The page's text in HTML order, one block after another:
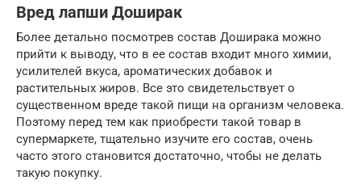
Вред лапши Доширак
Более детально посмотрев состав Доширака можно
прийти к выводу, что в ее состав входит много химии,
усилителей вкуса, ароматических добавок и
растительных жиров. Все это свидетельствует о
существенном вреде такой пищи на организм человека.
Поэтому перед тем как приобрести такой товар в
супермаркете, тщательно изучите его состав, очень
часто этого становится достаточно, чтобы не делать
такую покупку.